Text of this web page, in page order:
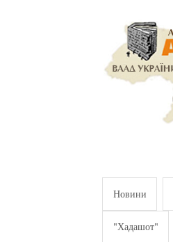
Новини
"Хадашот"